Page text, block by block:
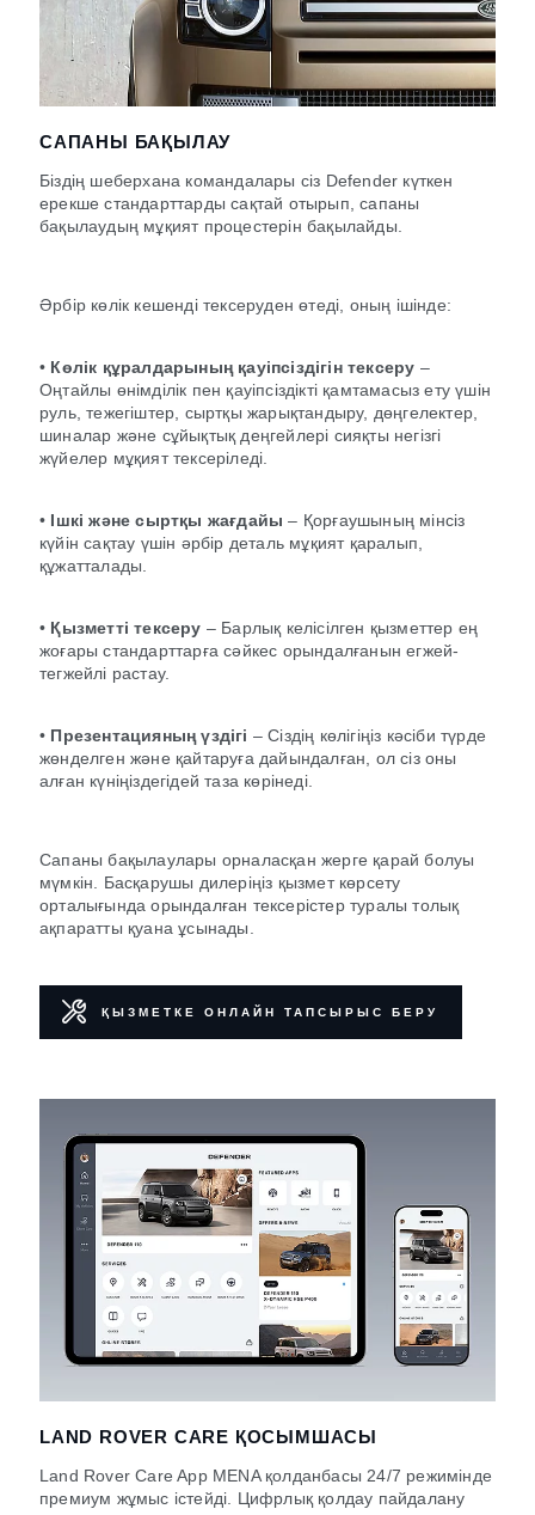
САПАНЫ БАҚЫЛАУ
Біздің шеберхана командалары сіз Defender күткен
ерекше стандарттарды сақтай отырып, сапаны
бақылаудың мұқият процестерін бақылайды.
Әрбір көлік кешенді тексеруден өтеді, оның ішінде:
• Көлік құралдарының қауіпсіздігін тексеру –
Оңтайлы өнімділік пен қауіпсіздікті қамтамасыз ету үшін
руль, тежегіштер, сыртқы жарықтандыру, дөңгелектер,
шиналар және сұйықтық деңгейлері сияқты негізгі
жүйелер мұқият тексеріледі.
• Ішкі және сыртқы жағдайы – Қорғаушының мінсіз
күйін сақтау үшін әрбір деталь мұқият қаралып,
құжатталады.
• Қызметті тексеру – Барлық келісілген қызметтер ең
жоғары стандарттарға сәйкес орындалғанын егжей-
тегжейлі растау.
• Презентацияның үздігі – Сіздің көлігіңіз кәсіби түрде
жөнделген және қайтаруға дайындалған, ол сіз оны
алған күніңіздегідей таза көрінеді.
Сапаны бақылаулары орналасқан жерге қарай болуы
мүмкін. Басқарушы дилеріңіз қызмет көрсету
орталығында орындалған тексерістер туралы толық
ақпаратты қуана ұсынады.
ҚЫЗМЕТКЕ ОНЛАЙН ТАПСЫРЫС БЕРУ
LAND ROVER CARE ҚОСЫМШАСЫ
Land Rover Care App MENA қолданбасы 24/7 режимінде
премиум жұмыс істейді. Цифрлық қолдау пайдалану